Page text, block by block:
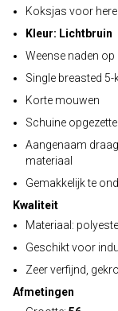
Koksjas voor
Kleur: Lichtbruin
Weense naden op
Single breasted
Korte mouwen
Schuine
Aangenaam
materiaal
Gemakkelijk te
Kwaliteit
Materiaal:
Geschikt voor
Zeer verfijnd,
Afmetingen